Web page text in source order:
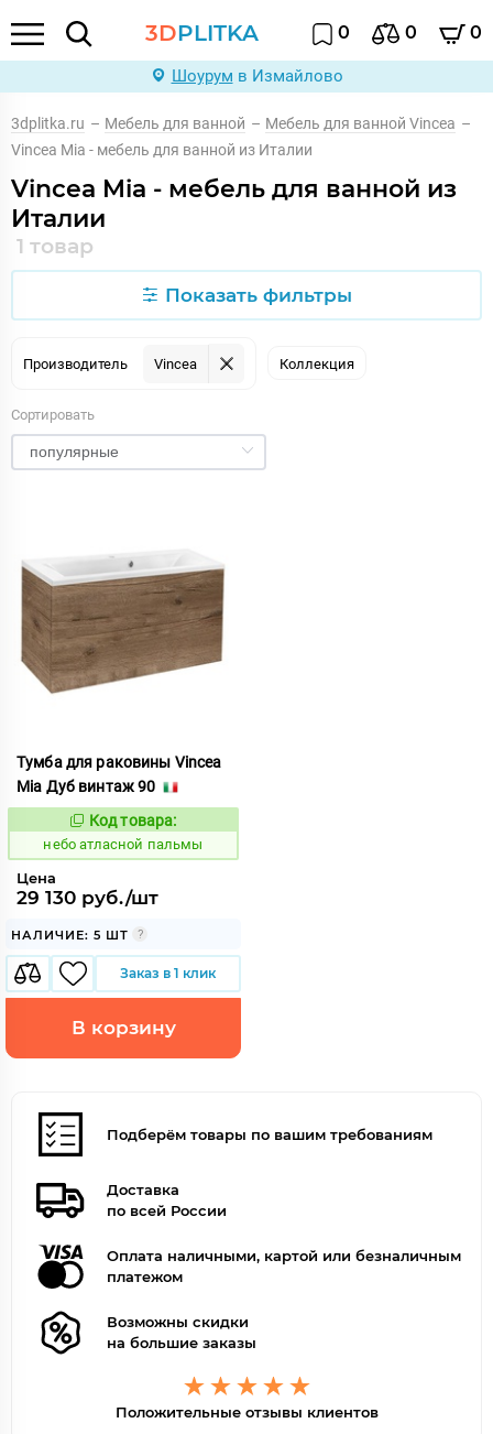
3DPLITKA 0 0 0
Шоурум в Измайлово
3dplitka.ru – Мебель для ванной – Мебель для ванной Vincea –
Vincea Mia - мебель для ванной из Италии
Vincea Mia - мебель для ванной из
Италии
1 товар
Показать фильтры
Производитель Vincea Коллекция
Сортировать
Тумба для раковины Vincea
Mia Дуб винтаж 90
Код:
1124317
Код товара:
небо атласной пальмы
Цена
29 130 руб./шт
НАЛИЧИЕ: 5 ШТ
Заказ в 1 клик
В корзину
Подберём товары по вашим требованиям
Доставка
по всей России
Оплата наличными, картой или безналичным
платежом
Возможны скидки
на большие заказы
Положительные отзывы клиентов